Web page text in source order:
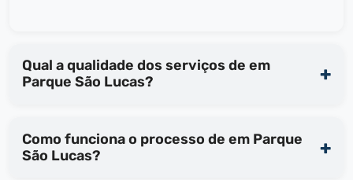
Qual a qualidade dos serviços de em
Parque São Lucas?
Como funciona o processo de em Parque
São Lucas?